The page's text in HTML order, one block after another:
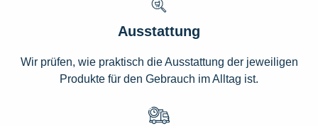
Ausstattung
Wir prüfen, wie praktisch die Ausstattung der jeweiligen
Produkte für den Gebrauch im Alltag ist.